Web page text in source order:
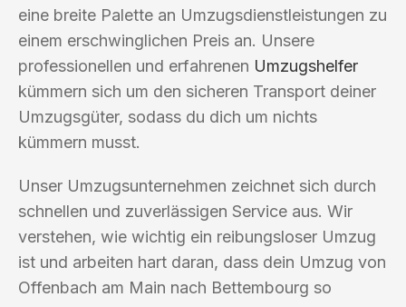
eine breite Palette an Umzugsdienstleistungen zu
einem erschwinglichen Preis an. Unsere
professionellen und erfahrenen Umzugshelfer
kümmern sich um den sicheren Transport deiner
Umzugsgüter, sodass du dich um nichts
kümmern musst.
Unser Umzugsunternehmen zeichnet sich durch
schnellen und zuverlässigen Service aus. Wir
verstehen, wie wichtig ein reibungsloser Umzug
ist und arbeiten hart daran, dass dein Umzug von
Offenbach am Main nach Bettembourg so